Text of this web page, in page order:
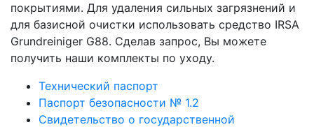
покрытиями. Для удаления сильных загрязнений и
для базисной очистки использовать средство IRSA
Grundreiniger G88. Cделав запрос, Вы можете
получить наши комплекты по уходу.
Технический паспорт
Паспорт безопасности № 1.2
Свидетельство о государственной